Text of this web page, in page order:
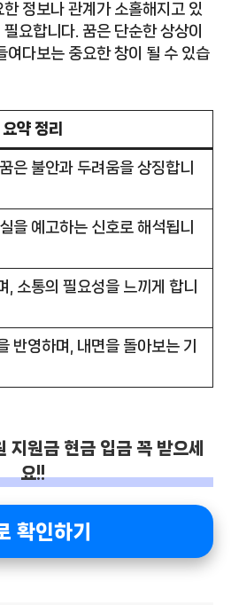
정보나 관계가 소홀해지고 있
요합니다. 꿈은 단순한 상상이
여다보는 중요한 창이 될 수 있습
요약 정리
은 불안과 두려움을 상징합니
을 예고하는 신호로 해석됩니
, 소통의 필요성을 느끼게 합니
반영하며, 내면을 돌아보는 기
원금 현금 입금 꼭 받으세
요!!
확인하기